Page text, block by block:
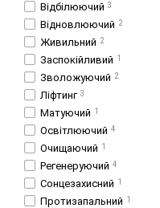
Відбілюючий 3
Відновлюючий 2
Живильний 2
Заспокійливий 1
Зволожуючий 2
Ліфтинг 3
Матуючий 1
Освітлюючий 4
Очищаючий 1
Регенеруючий 4
Сонцезахисний 1
Протизапальний 1